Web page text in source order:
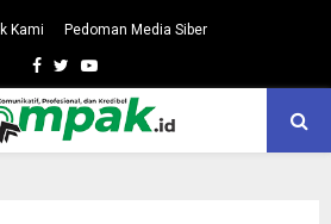
Kami Pedoman Media Siber
Facebook
TwitterYoutube